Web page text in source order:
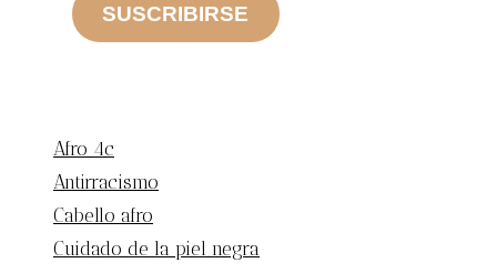
SUSCRIBIRSE
Afro 4c
Antirracismo
Cabello afro
Cuidado de la piel negra